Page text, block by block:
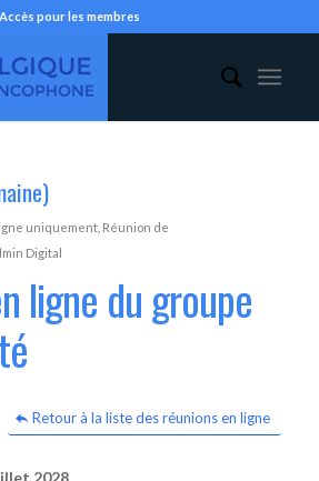
Accès pour les membres
uniquement, Réunion de
Digital
ligne du groupe
Retour à la liste des réunions en ligne
2028